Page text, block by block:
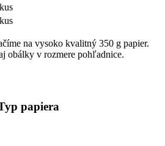
na vysoko kvalitný 350 g papier.
obálky v rozmere pohľadnice.
papiera